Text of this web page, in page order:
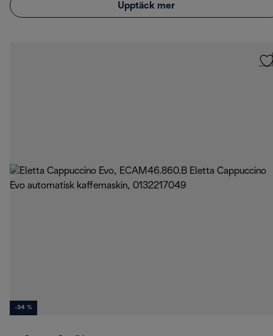
Upptäck mer
-34 %